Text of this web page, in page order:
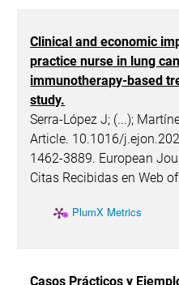
Clinical and economic
practice nurse in lung
immunotherapy-based
study.
Serra-López J; (...);
Article. 10.1016/
1462-3889. European
Citas Recibidas en Web of
PlumX Metrics
Casos Prácticos y